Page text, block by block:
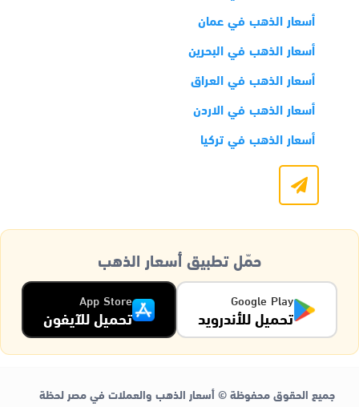
أسعار الذهب في عمان
أسعار الذهب في البحرين
أسعار الذهب في العراق
أسعار الذهب في الاردن
أسعار الذهب في تركيا
حمّل تطبيق أسعار الذهب
Google Play
تحميل للأندرويد
App Store
تحميل للآيفون
جميع الحقوق محفوظة © أسعار الذهب والعملات في مصر لحظة